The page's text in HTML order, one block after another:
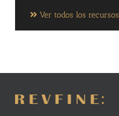
Ver todos los recursos